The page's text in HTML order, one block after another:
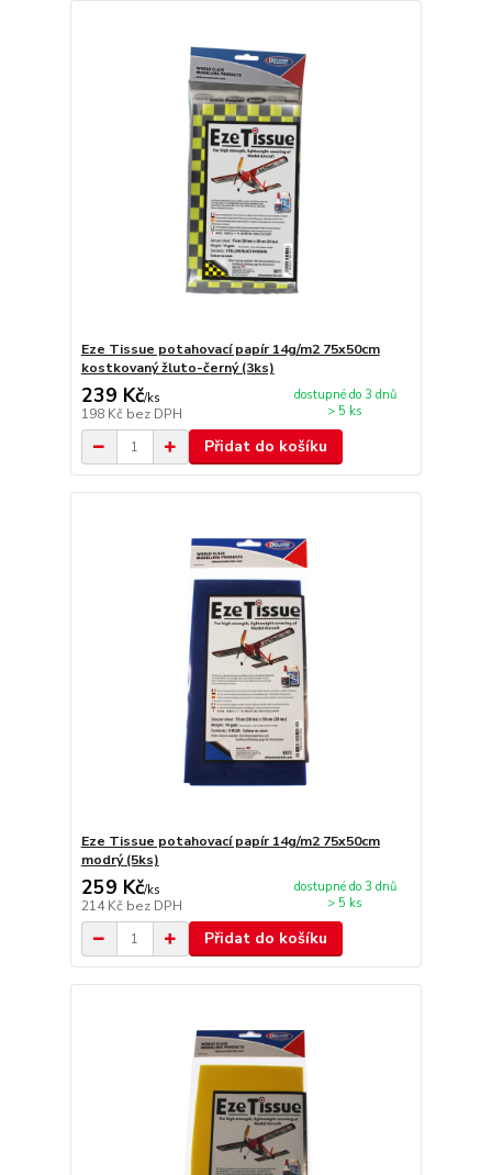
Eze Tissue potahovací papír 14g/m2 75x50cm
kostkovaný žluto-černý (3ks)
239 Kč/ks
198 Kč bez DPH
dostupné do 3 dnů
> 5 ks
Přidat do košíku
Eze Tissue potahovací papír 14g/m2 75x50cm
modrý (5ks)
259 Kč/ks
214 Kč bez DPH
dostupné do 3 dnů
> 5 ks
Přidat do košíku